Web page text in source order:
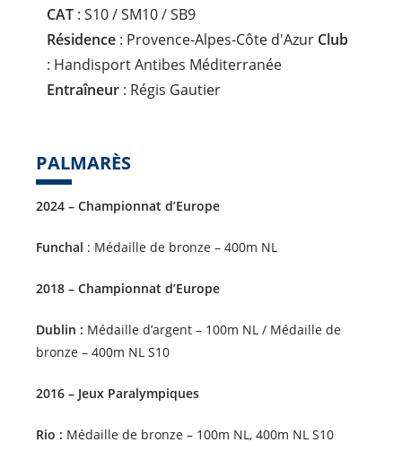
CAT : S10 / SM10 / SB9
Résidence : Provence-Alpes-Côte d'Azur Club
: Handisport Antibes Méditerranée
Entraîneur : Régis Gautier
PALMARÈS
2024 – Championnat d’Europe
Funchal : Médaille de bronze – 400m NL
2018 – Championnat d’Europe
Dublin : Médaille d’argent – 100m NL / Médaille de
bronze – 400m NL S10
2016 – Jeux Paralympiques
Rio : Médaille de bronze – 100m NL, 400m NL S10